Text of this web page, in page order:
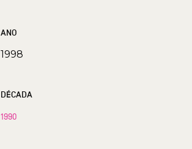
ANO
1998
DÉCADA
1990